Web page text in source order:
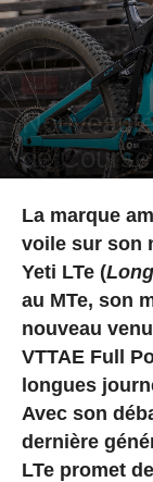
Actu News
de
La marque
voile sur son
Yeti LTe (
au MTe, son
nouveau
VTTAE Full
longues
Avec son
dernière
LTe promet